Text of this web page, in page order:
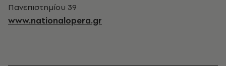
Πανεπιστημίου 39
www.nationalopera.gr